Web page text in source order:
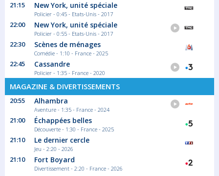
01:35
Oxana
Ukraine, 2008. La jeune Oxana et son
Film Biographie
21:15 New York, unité spéciale
Policier - 0:45 - Etats-Unis - 2017
22:00 New York, unité spéciale
Policier - 0:55 - Etats-Unis - 2017
22:30 Scènes de ménages
Comédie - 1:10 - France - 2025
22:45 Cassandre
Policier - 1:35 - France - 2020
MAGAZINE & DIVERTISSEMENTS
20:55 Alhambra
Aventure - 1:35 - France - 2024
21:00 Échappées belles
Découverte - 1:30 - France - 2025
21:10 Le dernier cercle
Jeu - 2:20 - 2026
21:10 Fort Boyard
Divertissement - 2:20 - France - 2026